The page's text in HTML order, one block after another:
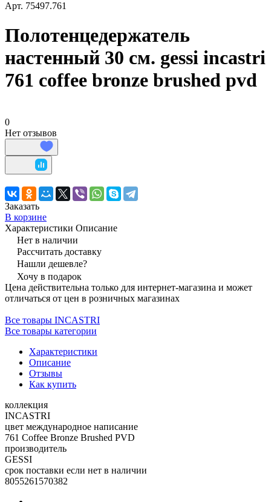
Арт. 75497.761
Полотенцедержатель
настенный 30 см. gessi incastri
761 coffee bronze brushed pvd
0
Нет отзывов
Заказать
В корзине
Характеристики Описание
Нет в наличии
Рассчитать доставку
Нашли дешевле?
Хочу в подарок
Цена действительна только для интернет-магазина и может
отличаться от цен в розничных магазинах
Все товары INCASTRI
Все товары категории
Характеристики
Описание
Отзывы
Как купить
коллекция
INCASTRI
цвет международное написание
761 Coffee Bronze Brushed PVD
производитель
GESSI
срок поставки если нет в наличии
8055261570382